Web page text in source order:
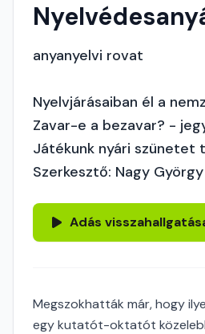
anyanyelvi rovat
Nyelvjárásaiban él a
Zavar-e a bezavar? -
Játékunk nyári szünetet
Szerkesztő: Nagy
Adás
Megszokhatták már, hogy
egy kutatót-oktatót